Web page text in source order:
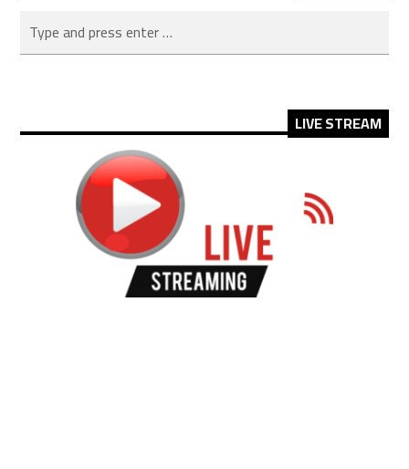
LIVE STREAM